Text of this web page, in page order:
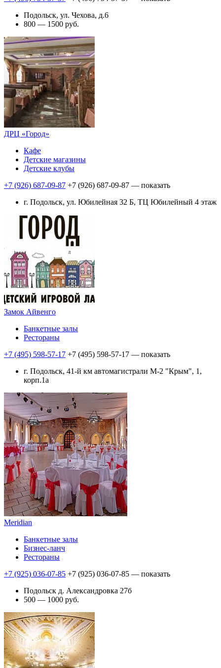
Подольск, ул. Чехова, д.6
800 — 1500 руб.
ДРЦ «Город»
Кафе
Детские магазины
Детские клубы
+7 (926) 687-09-87 +7 (926) 687-09-87 — показать
г. Подольск, ул. Юбилейная 32 Б, ТЦ Юбилейный 4 этаж
Замок Айвенго
Банкетные залы
Рестораны
+7 (495) 598-57-17 +7 (495) 598-57-17 — показать
г. Подольск, 41-й км автомагистрали М-2 "Крым", 1,
корп.1а
Meridian
Банкетные залы
Бизнес-ланч
Рестораны
+7 (925) 036-07-85 +7 (925) 036-07-85 — показать
Подольск д. Александровка 27б
500 — 1000 руб.